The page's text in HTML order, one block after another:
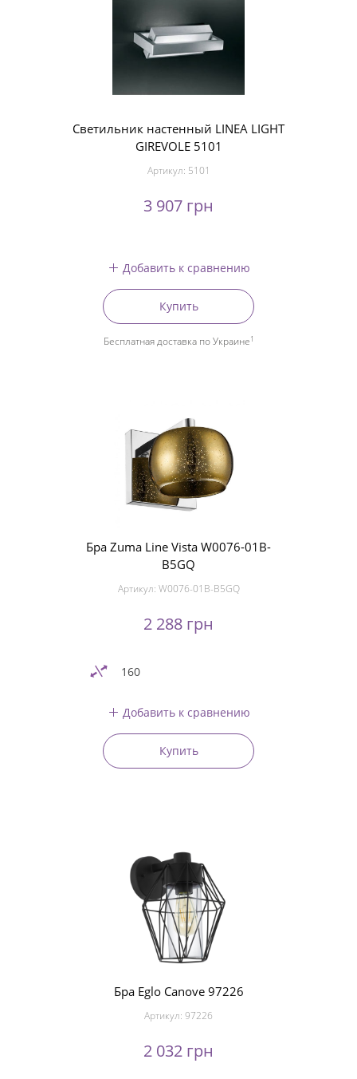
Светильник настенный LINEA LIGHT
GIREVOLE 5101
Артикул: 5101
3 907 грн
Добавить к сравнению
Купить
Бесплатная доставка по Украине1
Бра Zuma Line Vista W0076-01B-
B5GQ
Артикул: W0076-01B-B5GQ
2 288 грн
160
Добавить к сравнению
Купить
Бра Eglo Canove 97226
Артикул: 97226
2 032 грн